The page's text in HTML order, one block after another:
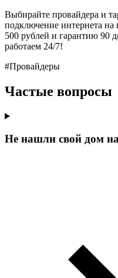
Выбирайте провайдера и
подключение интернета на
500 рублей и гарантию 90
работаем 24/7!
#Провайдеры
Частые вопросы
Не нашли свой дом